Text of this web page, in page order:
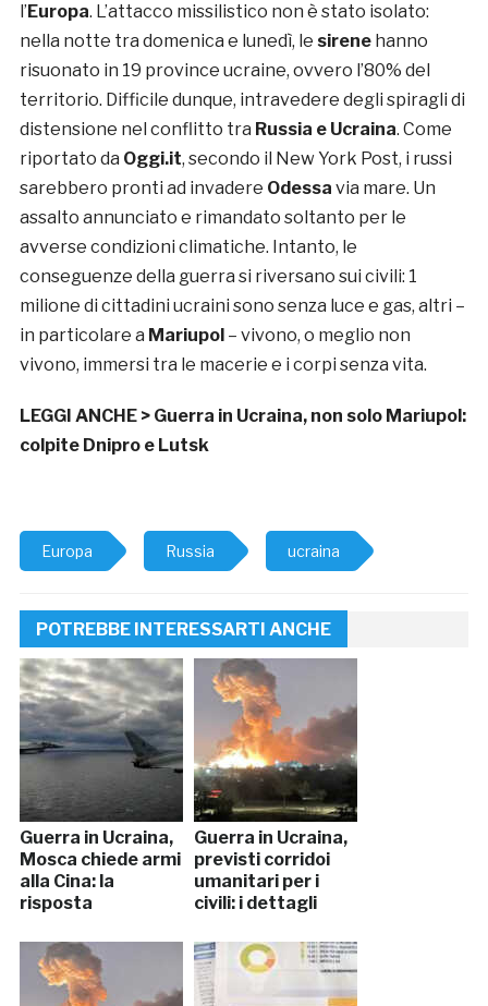
l’ Europa. L’attacco missilistico non è stato isolato:
nella notte tra domenica e lunedì, le sirenehanno
risuonato in 19 province ucraine, ovvero l’80% del
territorio. Difficile dunque, intravedere degli spiragli di
distensione nel conflitto tra Russia e Ucraina. Come
riportato da Oggi.it, secondo il New York Post, i russi
sarebbero pronti ad invadere Odessa via mare. Un
assalto annunciato e rimandato soltanto per le
avverse condizioni climatiche. Intanto, le
conseguenze della guerra si riversano sui civili: 1
milione di cittadini ucraini sono senza luce e gas, altri –
in particolare a Mariupol – vivono, o meglio non
vivono, immersi tra le macerie e i corpi senza vita.
LEGGI ANCHE >Guerra in Ucraina, non solo Mariupol:
colpite Dnipro e Lutsk
Europa Russia ucraina
POTREBBE INTERESSARTI ANCHE
Guerra in Ucraina,
Mosca chiede armi
alla Cina: la
risposta
Guerra in Ucraina,
previsti corridoi
umanitari per i
civili: i dettagli